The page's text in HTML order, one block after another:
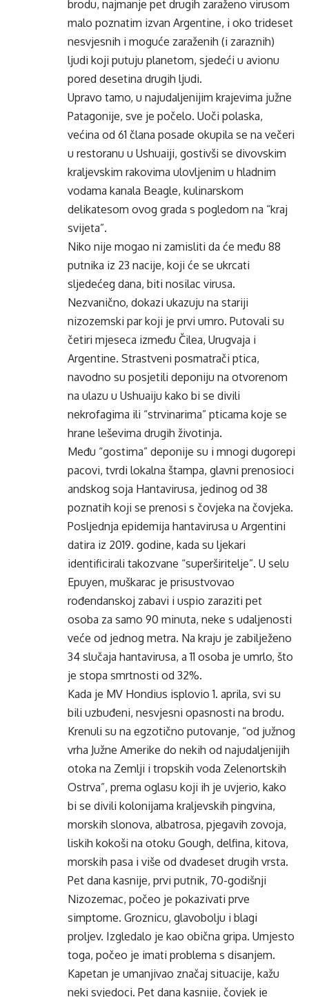
brodu, najmanje pet drugih zaraženo virusom
malo poznatim izvan Argentine, i oko trideset
nesvjesnih i moguće zaraženih (i zaraznih)
ljudi koji putuju planetom, sjedeći u avionu
pored desetina drugih ljudi.
Upravo tamo, u najudaljenijim krajevima južne
Patagonije, sve je počelo. Uoči polaska,
većina od 61 člana posade okupila se na večeri
u restoranu u Ushuaiji, gostivši se divovskim
kraljevskim rakovima ulovljenim u hladnim
vodama kanala Beagle, kulinarskom
delikatesom ovog grada s pogledom na “kraj
svijeta”.
Niko nije mogao ni zamisliti da će među 88
putnika iz 23 nacije, koji će se ukrcati
sljedećeg dana, biti nosilac virusa.
Nezvanično, dokazi ukazuju na stariji
nizozemski par koji je prvi umro. Putovali su
četiri mjeseca između Čilea, Urugvaja i
Argentine. Strastveni posmatrači ptica,
navodno su posjetili deponiju na otvorenom
na ulazu u Ushuaiju kako bi se divili
nekrofagima ili “strvinarima” pticama koje se
hrane leševima drugih životinja.
Među “gostima” deponije su i mnogi dugorepi
pacovi, tvrdi lokalna štampa, glavni prenosioci
andskog soja Hantavirusa, jedinog od 38
poznatih koji se prenosi s čovjeka na čovjeka.
Posljednja epidemija hantavirusa u Argentini
datira iz 2019. godine, kada su ljekari
identificirali takozvane “superširitelje”. U selu
Epuyen, muškarac je prisustvovao
rođendanskoj zabavi i uspio zaraziti pet
osoba za samo 90 minuta, neke s udaljenosti
veće od jednog metra. Na kraju je zabilježeno
34 slučaja hantavirusa, a 11 osoba je umrlo, što
je stopa smrtnosti od 32%.
Kada je MV Hondius isplovio 1. aprila, svi su
bili uzbuđeni, nesvjesni opasnosti na brodu.
Krenuli su na egzotično putovanje, “od južnog
vrha Južne Amerike do nekih od najudaljenijih
otoka na Zemlji i tropskih voda Zelenortskih
Ostrva”, prema oglasu koji ih je uvjerio, kako
bi se divili kolonijama kraljevskih pingvina,
morskih slonova, albatrosa, pjegavih zovoja,
liskih kokoši na otoku Gough, delfina, kitova,
morskih pasa i više od dvadeset drugih vrsta.
Pet dana kasnije, prvi putnik, 70-godišnji
Nizozemac, počeo je pokazivati ​​prve
simptome. Groznicu, glavobolju i blagi
proljev. Izgledalo je kao obična gripa. Umjesto
toga, počeo je imati problema s disanjem.
Kapetan je umanjivao značaj situacije, kažu
neki svjedoci. Pet dana kasnije, čovjek je